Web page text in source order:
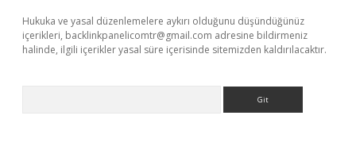
Hukuka ve yasal düzenlemelere aykırı olduğunu düşündüğünüz
içerikleri, backlinkpanelicomtr@gmail.com adresine bildirmeniz
halinde, ilgili içerikler yasal süre içerisinde sitemizden kaldırılacaktır.